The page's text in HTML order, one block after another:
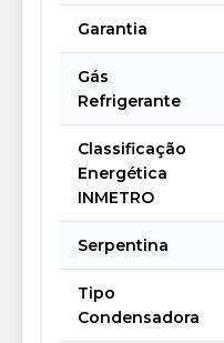
Garantia
Gás
Refrigerante
Classificação
Energética
INMETRO
Serpentina
Tipo
Condensadora